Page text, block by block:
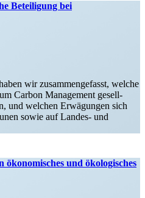
Betei­ligung bei
wir zusam­men­ge­fasst, welche
Carbon Management gesell­
und welchen Erwägungen sich
sowie auf Landes- und
und ökolo­gi­sches